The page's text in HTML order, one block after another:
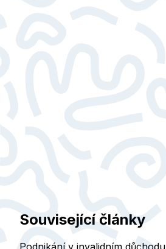
Související články
Podnikání v invalidním důchodu